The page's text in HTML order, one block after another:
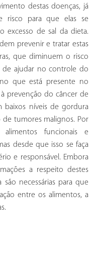
destas doenças, já
risco para que elas se
excesso de sal da dieta.
prevenir e tratar estas
que diminuem o risco
de ajudar no controle do
que está presente no
prevenção do câncer de
baixos níveis de gordura
de tumores malignos. Por
funcionais e
desde que isso se faça
e responsável. Embora
a respeito destes
são necessárias para que
entre os alimentos, a